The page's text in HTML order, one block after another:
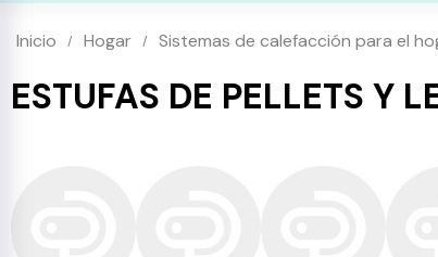
Inicio Hogar Sistemas de calefacción para el
ESTUFAS DE PELLETS Y